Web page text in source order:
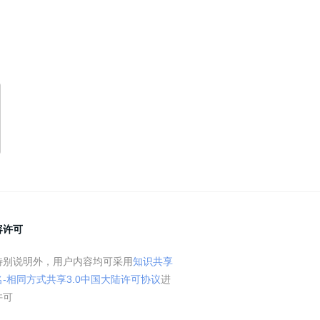
许可
别说明外，用户内容均可采用知识共享
-相同方式共享3.0中国大陆许可协议进
可